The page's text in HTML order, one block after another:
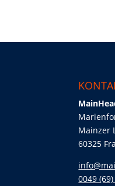
Mainzer
60325
0049